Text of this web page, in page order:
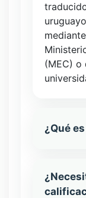
(MEC) o
¿Qué